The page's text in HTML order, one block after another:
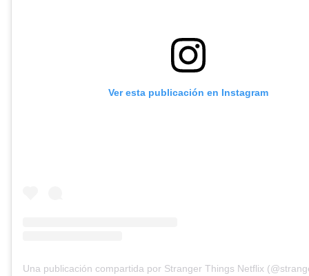
Ver esta publicación en Instagram
Una publicación compartida por Stranger Things Netflix